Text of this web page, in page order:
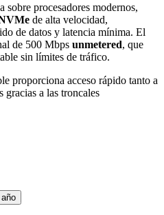
sobre procesadores modernos,
de alta velocidad,
de datos y latencia mínima. El
de 500 Mbps unmetered, que
sin límites de tráfico.
proporciona acceso rápido tanto a
gracias a las troncales
año